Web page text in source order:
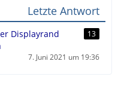
Letzte Antwort
Displayrand
13
7. Juni 2021 um 19:36